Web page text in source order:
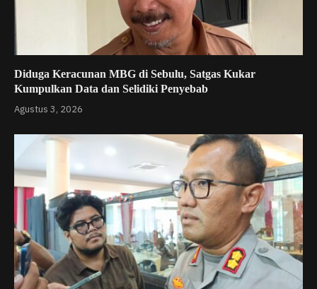
Diduga Keracunan MBG di Sebulu, Satgas Kukar
Kumpulkan Data dan Selidiki Penyebab
Agustus 3, 2026